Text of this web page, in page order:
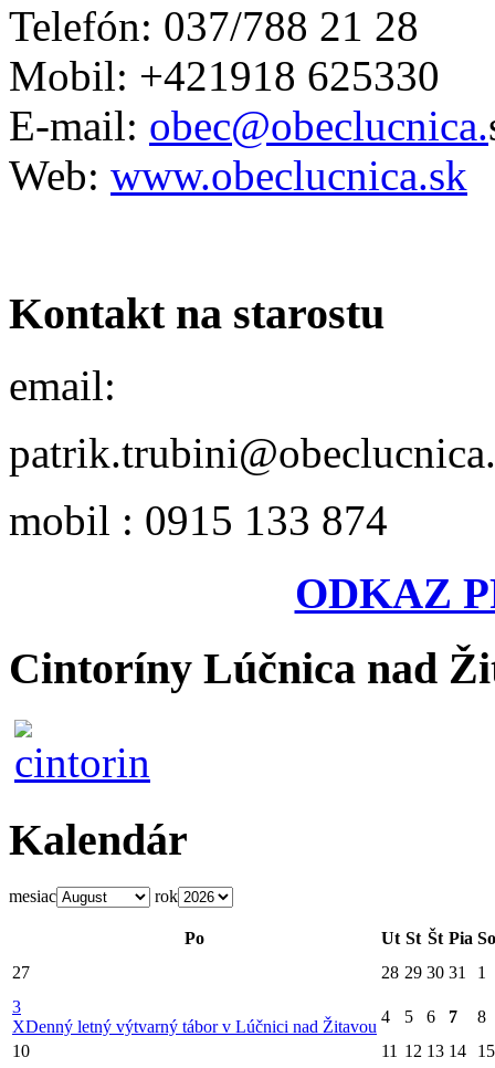
Telefón: 037/788 21 28
Mobil: +421918 625330
E-mail: obec@obeclucnica.
Web: www.obeclucnica.sk
Kontakt na starostu
email:
mobil : 0915 133 874
ODKAZ
Cintoríny Lúčnica nad
Kalendár
mesiac rok
Po Ut St Št Pia So
27
28 29 30 31
1
3
XDenný letný výtvarný tábor v Lúčnici nad Žitavou
4 5 6 7
8
10
11 12 13 14
15